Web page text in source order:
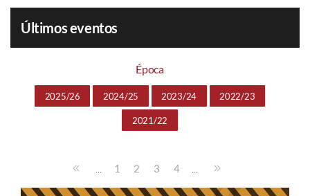
Últimos eventos
Época
2025/26 2024/25 2023/24 2022/23
2021/22
... 1 2 3 4 ...